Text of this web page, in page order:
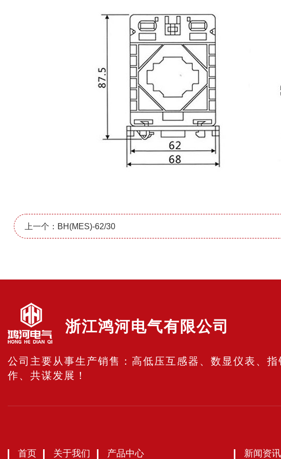
上一个：BH(MES)-62/30
浙江鸿河电气有限公司
公司主要从事生产销售：高低压互感器、数显仪表、
作、共谋发展！
首页 关于我们 产品中心 新闻资讯